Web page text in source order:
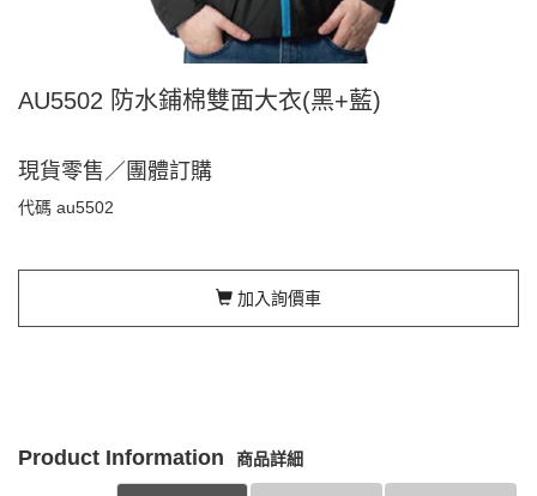
AU5502 防水鋪棉雙面大衣(黑+藍)
現貨零售／團體訂購
代碼 au5502
加入詢價車
Product Information 商品詳細